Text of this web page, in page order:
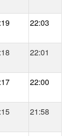
22:03
22:01
22:00
21:58